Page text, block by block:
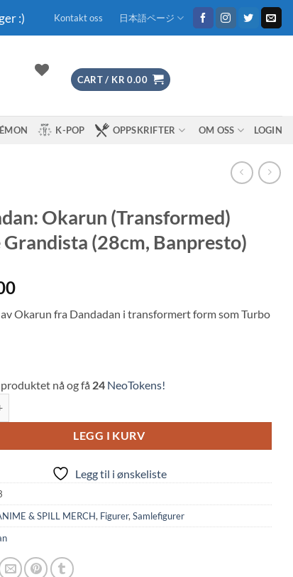
:) Kontakt oss 日本語ページ
CART / KR 0.00
K-POP OPPSKRIFTER OM OSS LOGIN
Okarun (Transformed)
Grandista (28cm, Banpresto)
Okarun fra Dandadan i transformert form som Turbo
nå og få 24NeoTokens!
LEGG I KURV
Legg til i ønskeliste
& SPILL MERCH, Figurer, Samlefigurer